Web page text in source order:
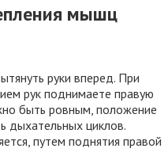
мышц
руки вперед. При
рук поднимаете правую
быть ровным, положение
дыхательных циклов.
путем поднятия правой